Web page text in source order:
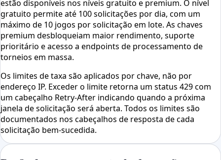
estão disponíveis nos níveis gratuito e premium. O nível
gratuito permite até 100 solicitações por dia, com um
máximo de 10 jogos por solicitação em lote. As chaves
premium desbloqueiam maior rendimento, suporte
prioritário e acesso a endpoints de processamento de
torneios em massa.
Os limites de taxa são aplicados por chave, não por
endereço IP. Exceder o limite retorna um status 429 com
um cabeçalho Retry-After indicando quando a próxima
janela de solicitação será aberta. Todos os limites são
documentados nos cabeçalhos de resposta de cada
solicitação bem-sucedida.